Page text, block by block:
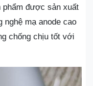
phẩm được sản xuất
mạ anode cao
chống chịu tốt với